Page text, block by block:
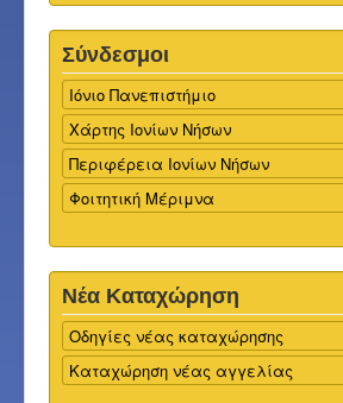
Σύνδεσμοι
Ιόνιο Πανεπιστήμιο
Χάρτης Ιονίων Νήσων
Περιφέρεια Ιονίων Νήσων
Φοιτητική Μέριμνα
Νέα Καταχώρηση
Οδηγίες νέας καταχώρησης
Καταχώρηση νέας αγγελίας